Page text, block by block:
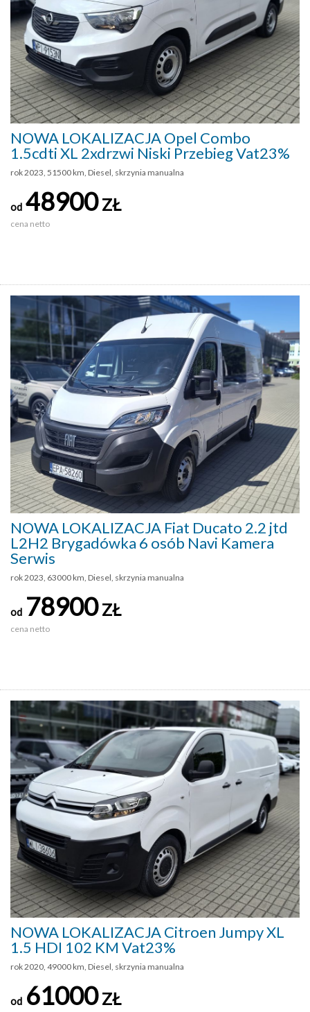
NOWA LOKALIZACJA Opel Combo
1.5cdti XL 2xdrzwi Niski Przebieg Vat23%
rok 2023, 51500 km, Diesel, skrzynia manualna
od 48900ZŁ
cena netto
NOWA LOKALIZACJA Fiat Ducato 2.2 jtd
L2H2 Brygadówka 6 osób Navi Kamera
Serwis
rok 2023, 63000 km, Diesel, skrzynia manualna
od 78900ZŁ
cena netto
NOWA LOKALIZACJA Citroen Jumpy XL
1.5 HDI 102 KM Vat23%
rok 2020, 49000 km, Diesel, skrzynia manualna
od 61000ZŁ